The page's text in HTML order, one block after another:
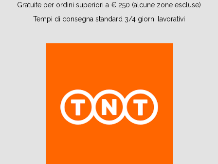
Gratuite per ordini superiori a € 250 (alcune zone escluse)
Tempi di consegna standard 3/4 giorni lavorativi